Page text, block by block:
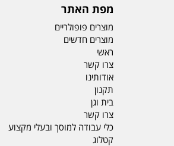
מפת האתר
מוצרים פופולריים
מוצרים חדשים
ראשי
צרו קשר
אודותינו
תקנון
בית וגן
צרו קשר
כלי עבודה למוסך ובעלי מקצוע
קטלוג